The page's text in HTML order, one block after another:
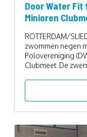
Door Water
Minioren
ROTTERDAM/
zwommen negen
Polovereniging
Clubmeet. De